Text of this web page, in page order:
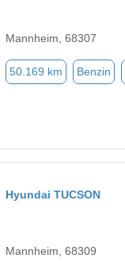
Mannheim, 68307
50.169 km Benzin
Hyundai TUCSON
Mannheim, 68309